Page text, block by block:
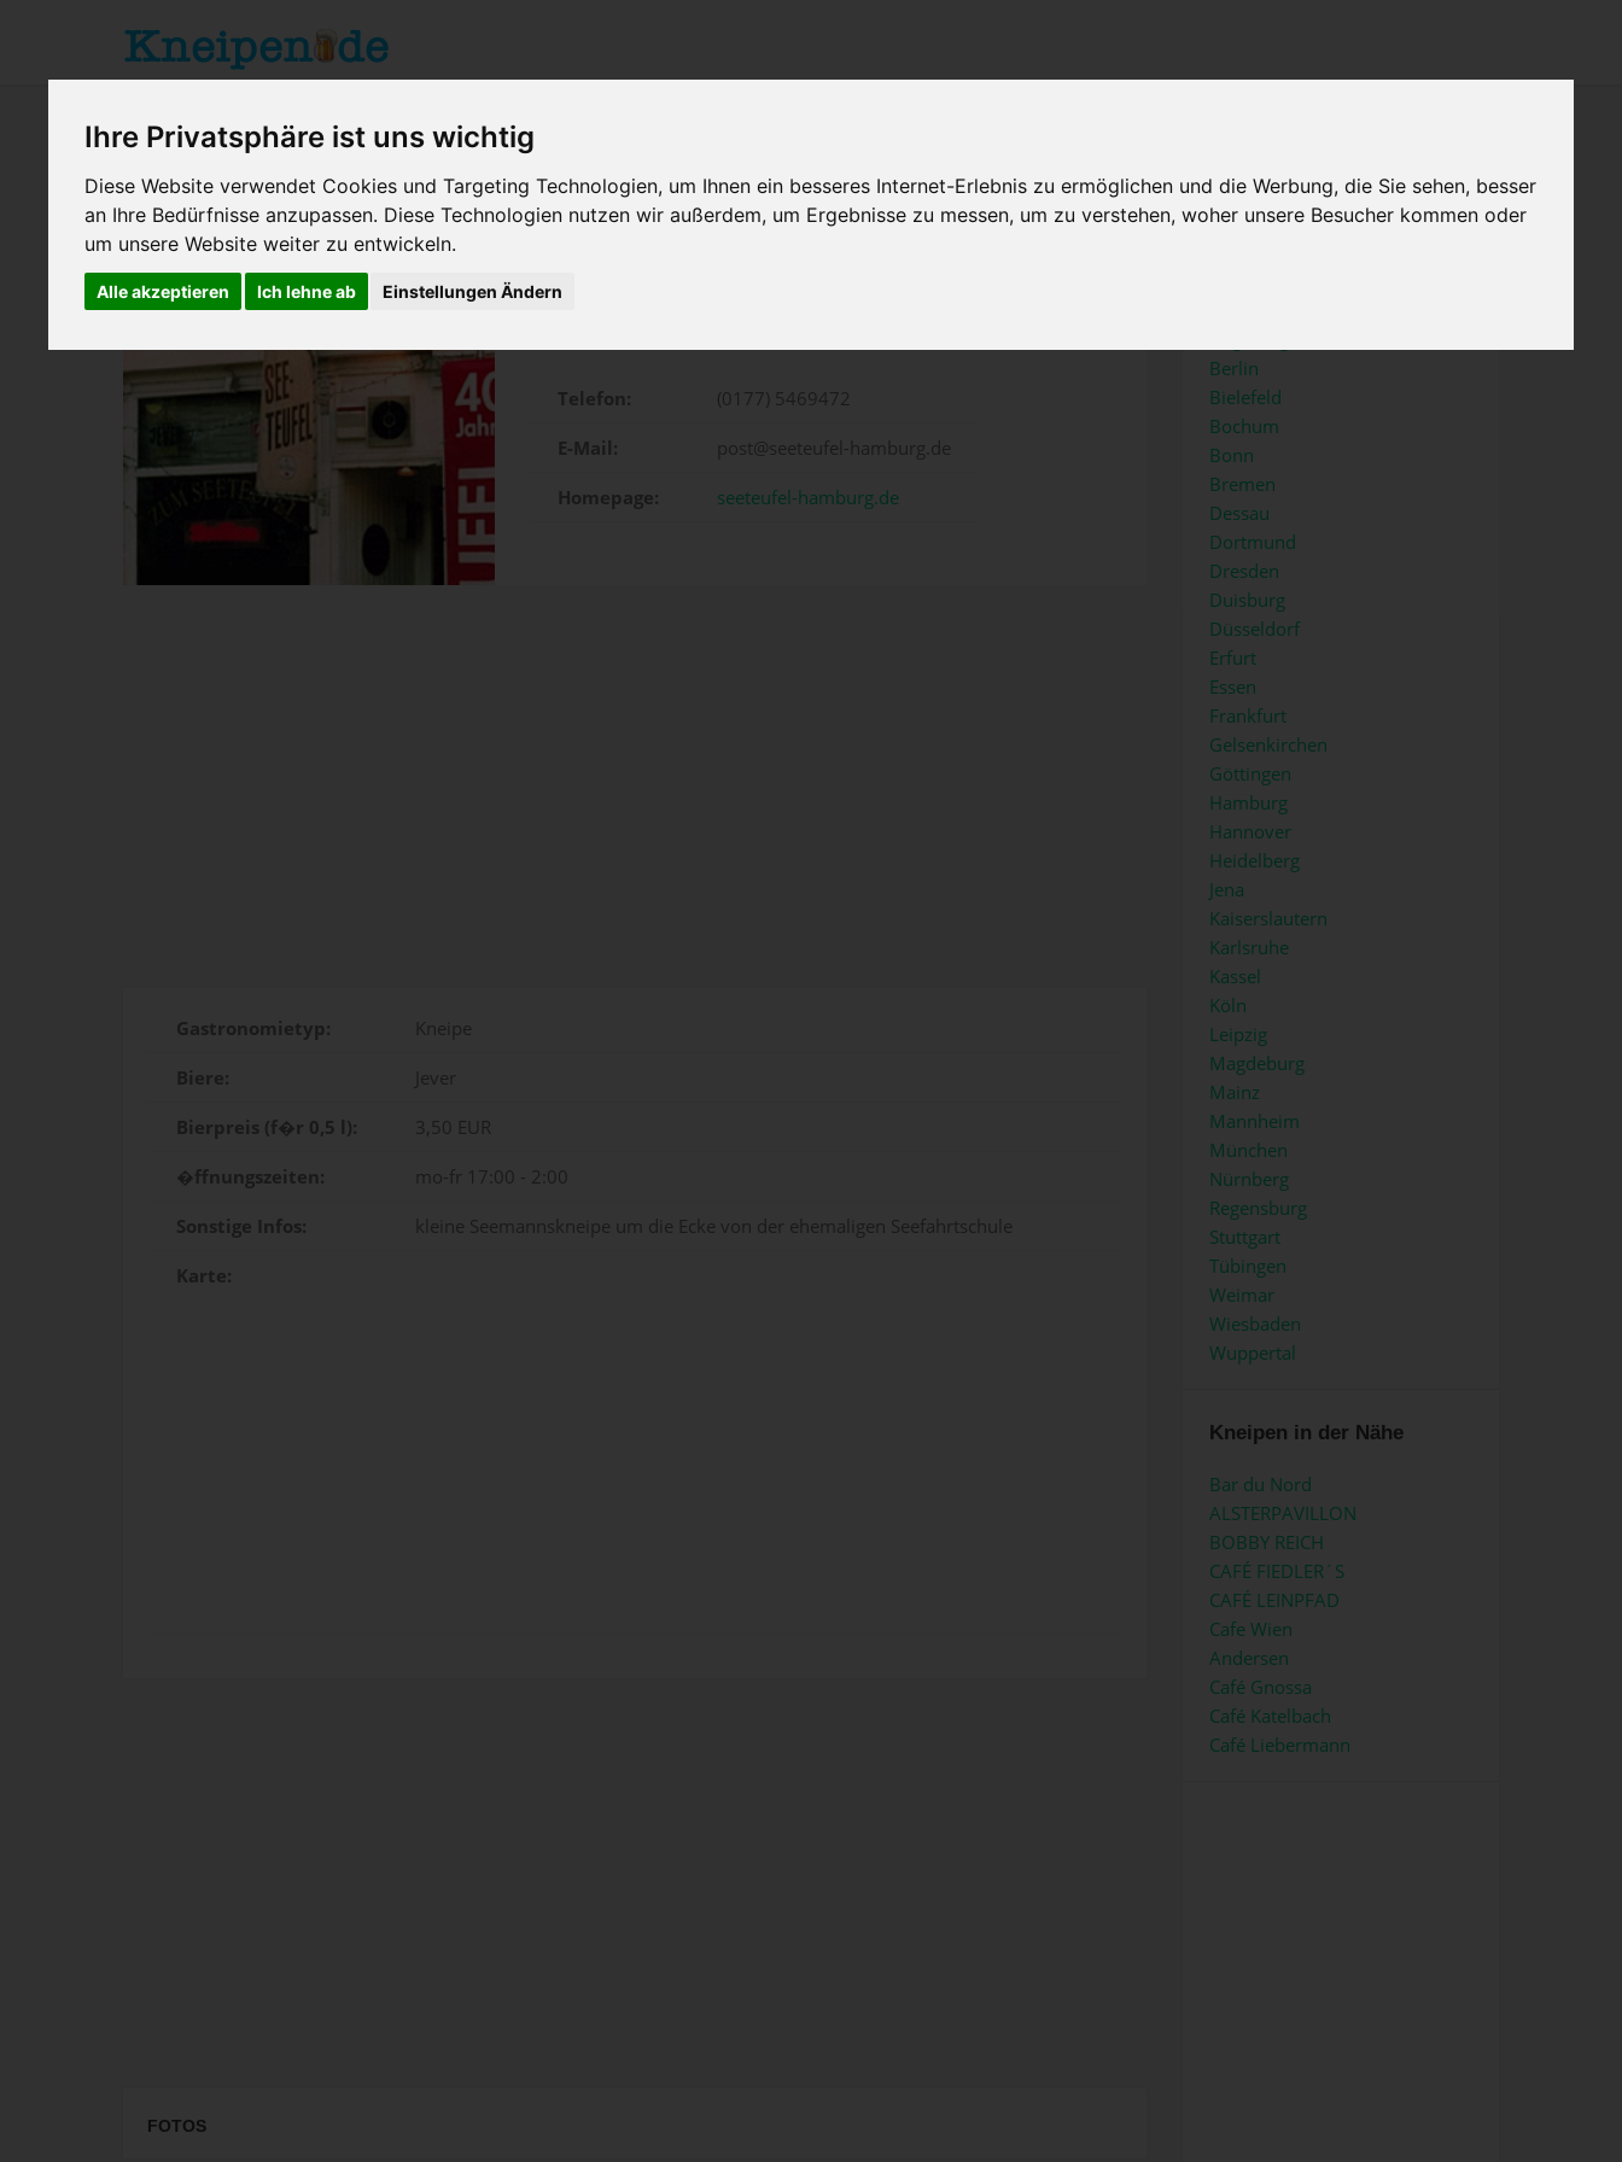
Ihre Privatsphäre ist uns wichtig
Diese Website verwendet Cookies und Targeting Technologien, um Ihnen ein besseres Internet-Erlebnis zu ermöglichen und die Werbung, die Sie sehen, besser
an Ihre Bedürfnisse anzupassen. Diese Technologien nutzen wir außerdem, um Ergebnisse zu messen, um zu verstehen, woher unsere Besucher kommen oder
um unsere Website weiter zu entwickeln.
Alle akzeptieren Ich lehne ab Einstellungen Ändern
Hamburg > Zum Seeteufel
Telefon: (0177) 5469472
E-Mail: post@seeteufel-hamburg.de
Homepage: seeteufel-hamburg.de
Gastronomietyp: Kneipe
Biere: Jever
Bierpreis (f�r 0,5 l): 3,50 EUR
�ffnungszeiten: mo-fr 17:00 - 2:00
Sonstige Infos: kleine Seemannskneipe um die Ecke von der ehemaligen Seefahrtschule
Karte:
FOTOS
Berlin
Bielefeld
Bochum
Bonn
Bremen
Dessau
Dortmund
Dresden
Duisburg
Düsseldorf
Erfurt
Essen
Frankfurt
Gelsenkirchen
Göttingen
Hamburg
Hannover
Heidelberg
Jena
Kaiserslautern
Karlsruhe
Kassel
Köln
Leipzig
Magdeburg
Mainz
Mannheim
München
Nürnberg
Regensburg
Stuttgart
Tübingen
Weimar
Wiesbaden
Wuppertal
Kneipen in der Nähe
Bar du Nord
ALSTERPAVILLON
BOBBY REICH
CAFÉ FIEDLER´S
CAFÉ LEINPFAD
Cafe Wien
Andersen
Café Gnossa
Café Katelbach
Café Liebermann
Impressum